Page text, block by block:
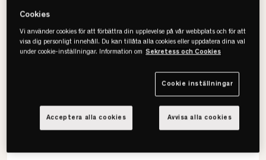
• Hästens mest exklusiva påslakan.
• 100% bomullssatin, trådtäthet 300.
Cookies
Vi använder cookies för att förbättra din upplevelse på vår webbplats och för att
visa dig personligt innehåll. Du kan tillåta alla cookies eller uppdatera dina val
under cookie-inställningar. Information om Sekretess och Cookies
Cookie inställningar
Avvisa alla cookies
Acceptera alla cookies